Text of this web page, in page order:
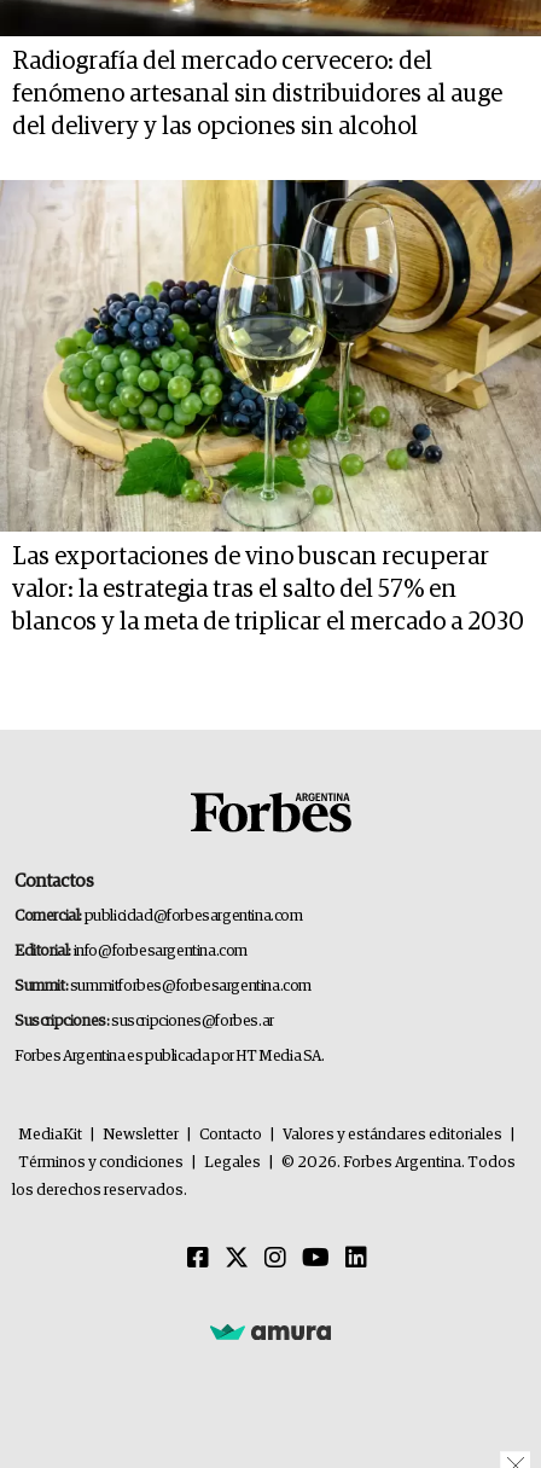
Radiografía del mercado cervecero: del
fenómeno artesanal sin distribuidores al auge
del delivery y las opciones sin alcohol
Las exportaciones de vino buscan recuperar
valor: la estrategia tras el salto del 57% en
blancos y la meta de triplicar el mercado a 2030
Contactos
Comercial:publicidad@forbesargentina.com
Editorial:info@forbesargentina.com
Summit:summitforbes@forbesargentina.com
Suscripciones:suscripciones@forbes.ar
Forbes Argentina es publicada por HT Media SA.
MediaKit Newsletter Contacto Valores y estándares editoriales
Términos y condiciones
Legales
© 2026. Forbes Argentina. Todos
los derechos reservados.